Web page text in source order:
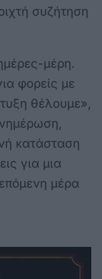
συζήτηση
μέρη.
φορείς με
θέλουμε»,
κατάσταση
για μια
μέρα